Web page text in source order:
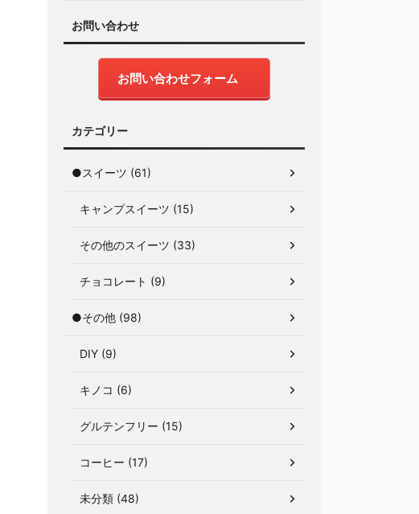
お問い合わせ
お問い合わせフォーム
カテゴリー
●スイーツ (61)
キャンプスイーツ (15)
その他のスイーツ (33)
チョコレート (9)
●その他 (98)
DIY (9)
キノコ (6)
グルテンフリー (15)
コーヒー (17)
未分類 (48)